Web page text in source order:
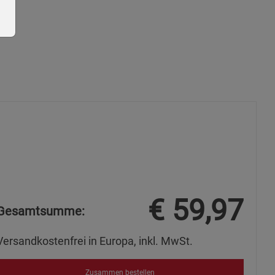
€ 59,97
in Europa, inkl. MwSt.
Zusammen bestellen